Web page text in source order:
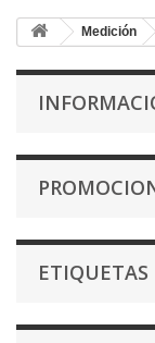
Medición
ETIQUETAS